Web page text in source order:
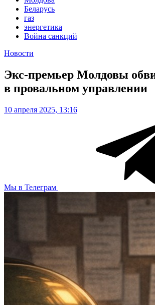
Беларусь
газ
энергетика
Война санкций
Новости
Экс-премьер Молдовы
в провальном управлении
10 апреля 2025, 13:16
Мы в Телеграм